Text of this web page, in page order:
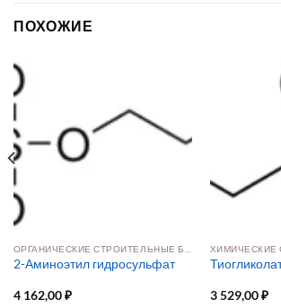
ПОХОЖИЕ
2-Аминоэтил гидросульфат
4 162,00₽ 3 529,00₽